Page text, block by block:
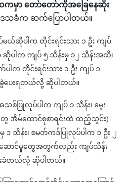
မှာ တော်တော်ကိုအခြေနေဆိုး
သခံက ဆက်ပြောပါတယ်။
ဆိုပါက တိုင်းရင်းသား ၁ ဦး ကျပ်
ဆိုပါက ကျပ် ၅ သိန်းမှ ၁၂ သိန်းအထိ၊
ပါက တိုင်းရင်းသား ၁ ဦး ကျပ် ၁
းခွဲပေးရတယ်လို့ ဆိုပါတယ်။
သစ်ပြုလုပ်ပါက ကျပ် ၁ သိန်း၊ မွေး
အိမ်ထောင်စုစာရင်းထဲ ထည့်သွင်း)
၁ သိန်း၊ စမတ်ကဒ်ပြုလုပ်ပါက ၁ ဦး ၂
န်ဆောင်မှုတွေအတွက်လည်း ကျပ်သိန်း
းခံတယ်လို့ ဆိုပါတယ်။